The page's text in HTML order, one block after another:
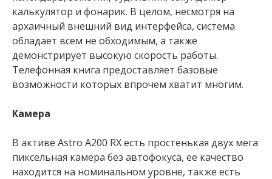
калькулятор и фонарик. В целом, несмотря на
архаичный внешний вид интерфейса, система
обладает всем не обходимым, а также
демонстрирует высокую скорость работы.
Телефонная книга предоставляет базовые
возможности которых впрочем хватит многим.
Камера
В активе Astro A200 RX есть простенькая двух мега
пиксельная камера без автофокуса, ее качество
находится на номинальном уровне, также есть